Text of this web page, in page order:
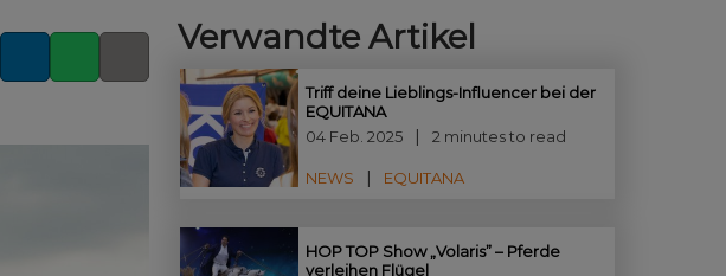
Copy link
Verwandte Artikel
Triff deine Lieblings-Influencer bei der
EQUITANA
04 Feb. 2025
2 minutes to read
NEWS EQUITANA
HOP TOP Show „Volaris” – Pferde
verleihen Flügel